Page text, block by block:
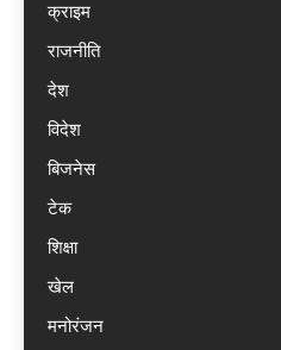
क्राइम
राजनीति
देश
विदेश
बिजनेस
टेक
शिक्षा
खेल
मनोरंजन